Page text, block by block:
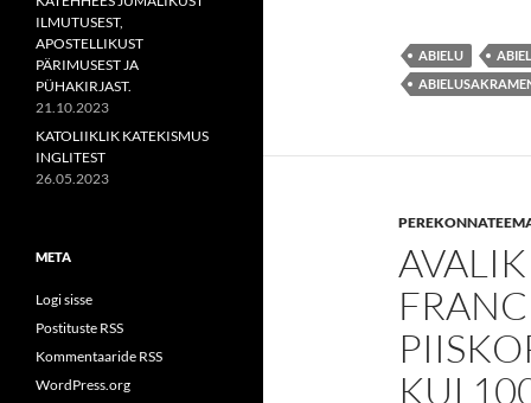
ABIELU
KUI
ILMUTUSEST,
APOSTELLIKUST
PÄRIMUSEST JA
PÜHAKIRJAST.
21.10.2023
KATOLIIKLIK KATEKISMUS
INGLITEST
26.05.2023
META
Logi sisse
Postituste RSS
Kommentaaride RSS
WordPress.org